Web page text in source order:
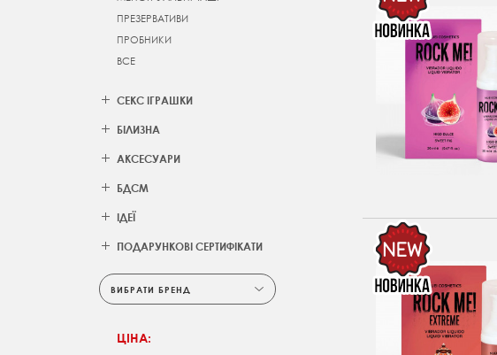
ПРЕЗЕРВАТИВИ
ПРОБНИКИ
ВСЕ
СЕКС ІГРАШКИ
БІЛИЗНА
АКСЕСУАРИ
БДСМ
ІДЕЇ
ПОДАРУНКОВІ СЕРТИФІКАТИ
ВИБРАТИ БРЕНД
ЦІНА: